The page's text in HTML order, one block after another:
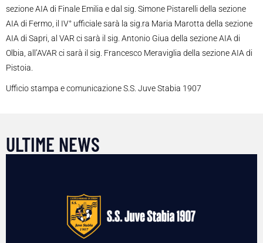
sezione AIA di Finale Emilia e dal sig. Simone Pistarelli della sezione
AIA di Fermo, il IV° ufficiale sarà la sig.ra Maria Marotta della sezione
AIA di Sapri, al VAR ci sarà il sig. Antonio Giua della sezione AIA di
Olbia, all’AVAR ci sarà il sig. Francesco Meraviglia della sezione AIA di
Pistoia.
Ufficio stampa e comunicazione S.S. Juve Stabia 1907
ULTIME NEWS